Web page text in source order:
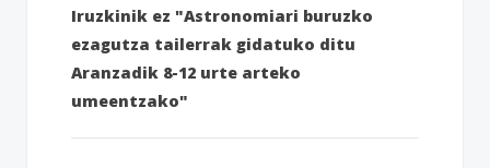
Iruzkinik ez "Astronomiari buruzko
ezagutza tailerrak gidatuko ditu
Aranzadik 8-12 urte arteko
umeentzako"